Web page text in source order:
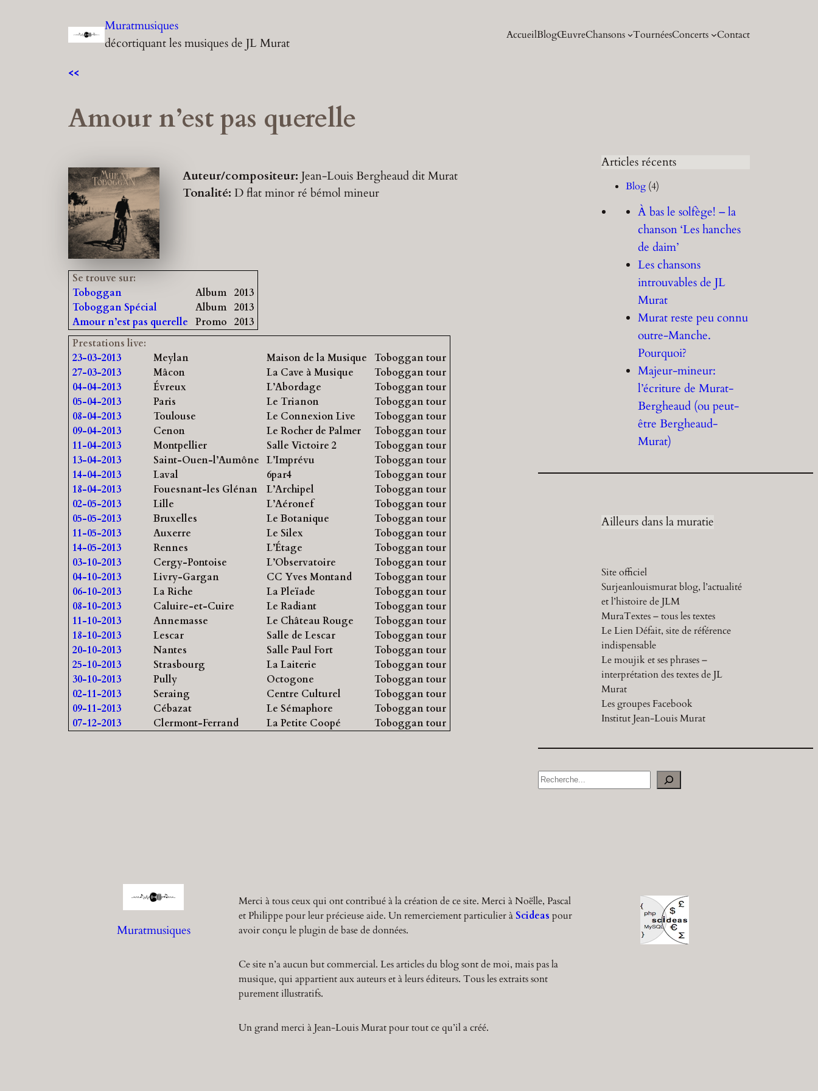
Muratmusiques
décortiquant les musiques de JL Murat
AccueilBlogŒuvreChansons TournéesConcerts Contact
<<
Amour n’est pas querelle
Auteur/compositeur:Jean-Louis Bergheaud dit Murat
Tonalité:D flat minor ré bémol mineur
Se trouve sur:
Toboggan
Album 2013
Toboggan Spécial
Album 2013
Amour n’est pas querelle Promo 2013
Prestations live:
23-03-2013
Meylan Maison de la Musique Toboggan tour
27-03-2013
Mâcon La Cave à Musique
Toboggan tour
04-04-2013
Évreux L’Abordage
Toboggan tour
05-04-2013
Paris Le Trianon
Toboggan tour
08-04-2013
Toulouse Le Connexion Live
Toboggan tour
09-04-2013
Cenon Le Rocher de Palmer
Toboggan tour
11-04-2013
Montpellier Salle Victoire 2
Toboggan tour
13-04-2013
Saint-Ouen-l’Aumône L’Imprévu
Toboggan tour
14-04-2013
Laval 6par4
Toboggan tour
18-04-2013
Fouesnant-les Glénan L’Archipel
Toboggan tour
02-05-2013
Lille L’Aéronef
Toboggan tour
05-05-2013
Bruxelles Le Botanique
Toboggan tour
11-05-2013
Auxerre Le Silex
Toboggan tour
14-05-2013
Rennes L’Étage
Toboggan tour
03-10-2013
Cergy-Pontoise L’Observatoire
Toboggan tour
04-10-2013
Livry-Gargan CC Yves Montand
Toboggan tour
06-10-2013
La Riche La Pleïade
Toboggan tour
08-10-2013
Caluire-et-Cuire Le Radiant
Toboggan tour
11-10-2013
Annemasse Le Château Rouge
Toboggan tour
18-10-2013
Lescar Salle de Lescar
Toboggan tour
20-10-2013
Nantes Salle Paul Fort
Toboggan tour
25-10-2013
Strasbourg La Laiterie
Toboggan tour
30-10-2013
Pully Octogone
Toboggan tour
02-11-2013
Seraing Centre Culturel
Toboggan tour
09-11-2013
Cébazat Le Sémaphore
Toboggan tour
07-12-2013
Clermont-Ferrand La Petite Coopé Toboggan tour
Articles récents
Blog (4)
À bas le solfège! – la
chanson ‘Les hanches
de daim’
Les chansons
introuvables de JL
Murat
Murat reste peu connu
outre-Manche.
Pourquoi?
Majeur-mineur:
l’écriture de Murat-
Bergheaud (ou peut-
être Bergheaud-
Murat)
Ailleurs dans la muratie
Site officiel
Surjeanlouismurat blog, l’actualité
et l’histoire de JLM
MuraTextes – tous les textes
Le Lien Défait, site de référence
indispensable
Le moujik et ses phrases –
interprétation des textes de JL
Murat
Les groupes Facebook
Institut Jean-Louis Murat
S
Muratmusiques
Merci à tous ceux qui ont contribué à la création de ce site. Merci à Noëlle, Pascal
et Philippe pour leur précieuse aide. Un remerciement particulier à Scideas pour
avoir conçu le plugin de base de données.
Ce site n’a aucun but commercial. Les articles du blog sont de moi, mais pas la
musique, qui appartient aux auteurs et à leurs éditeurs. Tous les extraits sont
purement illustratifs.
Un grand merci à Jean-Louis Murat pour tout ce qu’il a créé.